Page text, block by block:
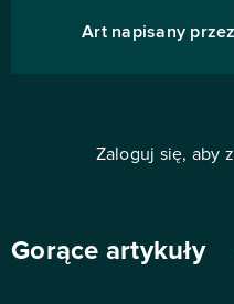
Art napisany przez
Zaloguj się, aby
Gorące artykuły